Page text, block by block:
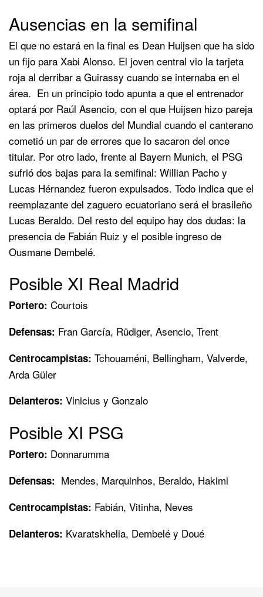
Ausencias en la semifinal
El que no estará en la final es Dean Huijsen que ha sido
un fijo para Xabi Alonso. El joven central vio la tarjeta
roja al derribar a Guirassy cuando se internaba en el
área. En un principio todo apunta a que el entrenador
optará por Raúl Asencio, con el que Huijsen hizo pareja
en las primeros duelos del Mundial cuando el canterano
cometió un par de errores que lo sacaron del once
titular. Por otro lado, frente al Bayern Munich, el PSG
sufrió dos bajas para la semifinal: Willian Pacho y
Lucas Hérnandez fueron expulsados. Todo indica que el
reemplazante del zaguero ecuatoriano será el brasileño
Lucas Beraldo. Del resto del equipo hay dos dudas: la
presencia de Fabián Ruiz y el posible ingreso de
Ousmane Dembelé.
Posible XI Real Madrid
Portero: Courtois
Defensas: Fran García, Rüdiger, Asencio, Trent
Centrocampistas: Tchouaméni, Bellingham, Valverde,
Arda Güler
Delanteros: Vinicius y Gonzalo
Posible XI PSG
Portero: Donnarumma
Defensas: Mendes, Marquinhos, Beraldo, Hakimi
Centrocampistas: Fabián, Vitinha, Neves
Delanteros: Kvaratskhelia, Dembelé y Doué